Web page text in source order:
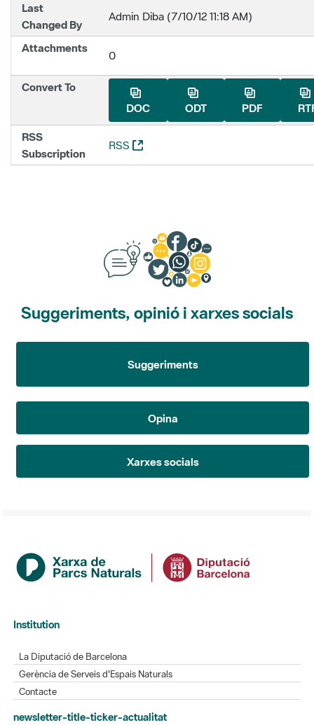
Last
Changed By
Admin Diba (7/10/12 11:18 AM)
Attachments
0
Convert To
DOC
ODT PDF
RSS
Subscription
RSS (Opens New Window)
Suggeriments, opinió i xarxes socials
Suggeriments
Opina
Xarxes socials
Institution
La Diputació de Barcelona
Gerència de Serveis d'Espais Naturals
Contacte
newsletter-title-ticker-actualitat